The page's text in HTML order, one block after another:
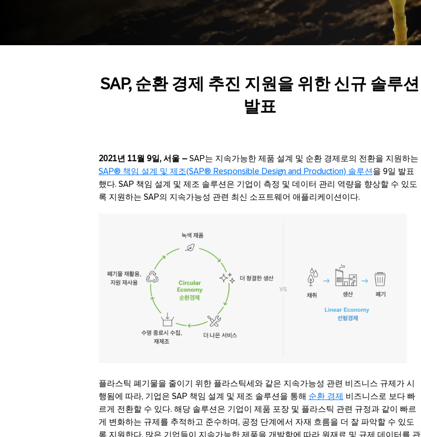
SAP, 순환 경제 추진 지원을 위한 신규 솔루션
발표
2021년 11월 9일, 서울 – SAP는 지속가능한 제품 설계 및 순환 경제로의 전환을 지원하는
SAP® 책임 설계 및 제조(SAP® Responsible Design and Production) 솔루션 을 9일 발표
했다. SAP 책임 설계 및 제조 솔루션은 기업이 측정 및 데이터 관리 역량을 향상할 수 있도
록 지원하는 SAP의 지속가능성 관련 최신 소프트웨어 애플리케이션이다.
플라스틱 폐기물을 줄이기 위한 플라스틱세와 같은 지속가능성 관련 비즈니스 규제가 시
행됨에 따라, 기업은 SAP 책임 설계 및 제조 솔루션을 통해 순환 경제 비즈니스로 보다 빠
르게 전환할 수 있다. 해당 솔루션은 기업이 제품 포장 및 플라스틱 관련 규정과 같이 빠르
게 변화하는 규제를 추적하고 준수하며, 공정 단계에서 자재 흐름을 더 잘 파악할 수 있도
록 지원한다. 많은 기업들이 지속가능한 제품을 개발함에 따라 원재료 및 규제 데이터를 관